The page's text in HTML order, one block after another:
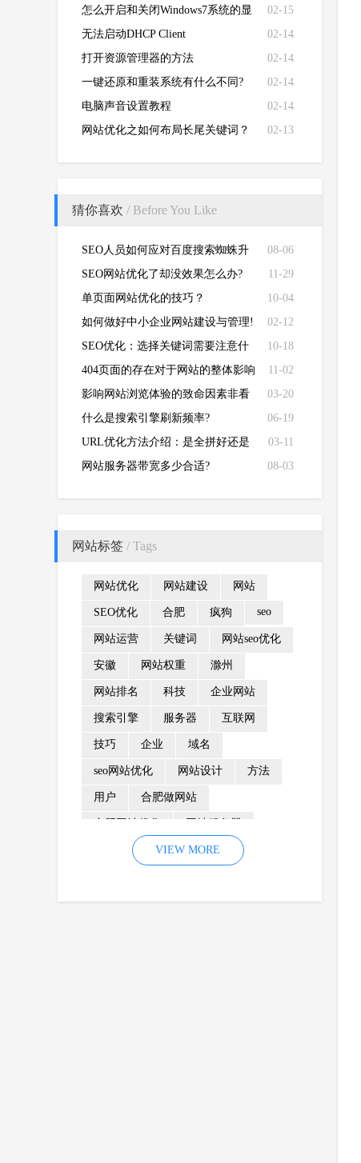
02-15
怎么开启和关闭Windows7系统的显
卡硬件加速功能
02-14
无法启动DHCP Client
02-14
打开资源管理器的方法
02-14
一键还原和重装系统有什么不同?
02-14
电脑声音设置教程
02-13
网站优化之如何布局长尾关键词？
猜你喜欢 / Before You Like
08-06
SEO人员如何应对百度搜索蜘蛛升
级？
11-29
SEO网站优化了却没效果怎么办?
10-04
单页面网站优化的技巧？
02-12
如何做好中小企业网站建设与管理!
10-18
SEO优化：选择关键词需要注意什
么？
11-02
404页面的存在对于网站的整体影响
的争议
03-20
影响网站浏览体验的致命因素非看
不可
06-19
什么是搜索引擎刷新频率?
03-11
URL优化方法介绍：是全拼好还是
简拼好
08-03
网站服务器带宽多少合适?
网站标签 / Tags
网站优化 网站建设 网站
SEO优化 合肥 疯狗 seo
网站运营 关键词 网站seo优化
安徽 网站权重 滁州
网站排名 科技 企业网站
搜索引擎 服务器 互联网
技巧 企业 域名
seo网站优化 网站设计 方法
用户 合肥做网站
优化 网站降权
企业网站建设 效果 页面
VIEW MORE